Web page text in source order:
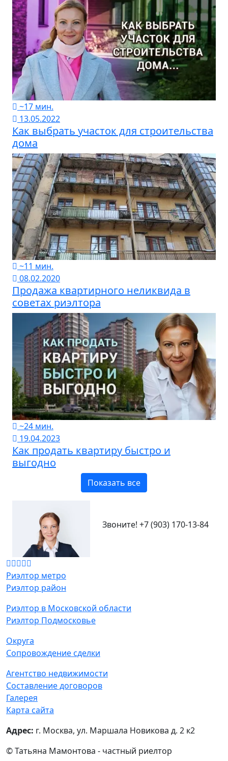
~17 мин.
13.05.2022
Как выбрать участок для строительства
дома
~11 мин.
08.02.2020
Продажа квартирного неликвида в
советах риэлтора
~24 мин.
19.04.2023
Как продать квартиру быстро и
выгодно
Показать все
Звоните! +7 (903) 170-13-84
Риэлтор метро
Риэлтор район
Риэлтор в Московской области
Риэлтор Подмосковье
Округа
Сопровождение сделки
Агентство недвижимости
Составление договоров
Галерея
Карта сайта
Адрес: г. Москва, ул. Маршала Новикова д. 2 к2
© Татьяна Мамонтова - частный риелтор